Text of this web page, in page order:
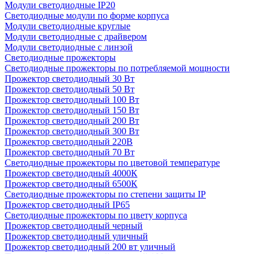
Модули светодиодные IP20
Светодиодные модули по форме корпуса
Модули светодиодные круглые
Модули светодиодные с драйвером
Модули светодиодные с линзой
Светодиодные прожекторы
Светодиодные прожекторы по потребляемой мощности
Прожектор светодиодный 30 Вт
Прожектор светодиодный 50 Вт
Прожектор светодиодный 100 Вт
Прожектор светодиодный 150 Вт
Прожектор светодиодный 200 Вт
Прожектор светодиодный 300 Вт
Прожектор светодиодный 220В
Прожектор светодиодный 70 Вт
Светодиодные прожекторы по цветовой температуре
Прожектор светодиодный 4000К
Прожектор светодиодный 6500К
Светодиодные прожекторы по степени защиты IP
Прожектор светодиодный IP65
Светодиодные прожекторы по цвету корпуса
Прожектор светодиодный черный
Прожектор светодиодный уличный
Прожектор светодиодный 200 вт уличный